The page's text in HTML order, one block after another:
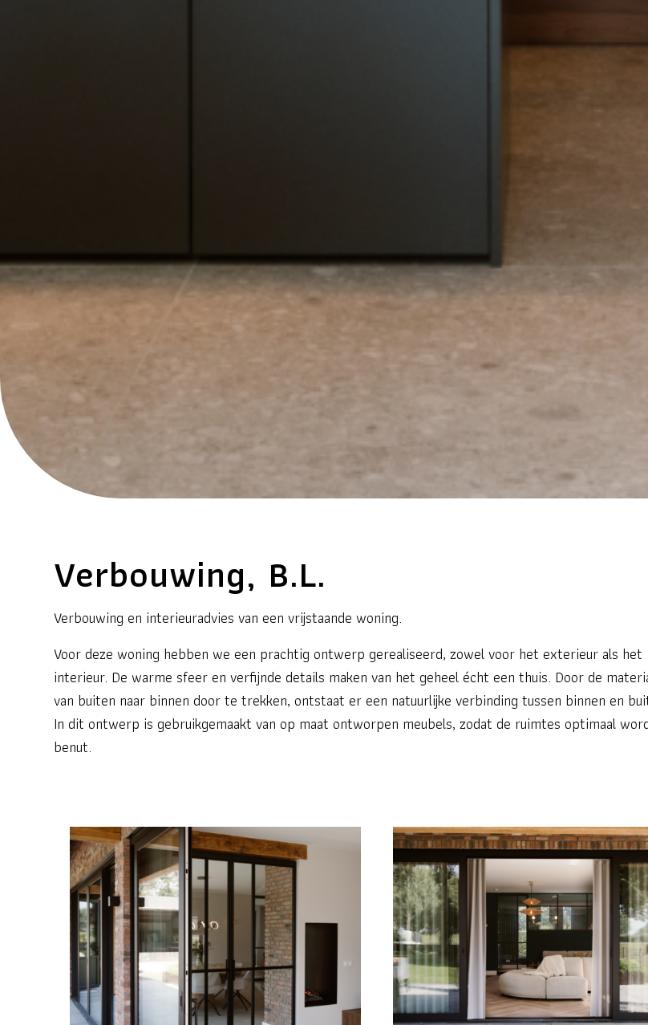
Verbouwing, B.L.
Verbouwing en interieuradvies van een vrijstaande woning.
Voor deze woning hebben we een prachtig ontwerp gerealiseerd, zowel voor het exterieur als het
interieur. De warme sfeer en verfijnde details maken van het geheel écht een thuis. Door de
van buiten naar binnen door te trekken, ontstaat er een natuurlijke verbinding tussen binnen en
In dit ontwerp is gebruikgemaakt van op maat ontworpen meubels, zodat de ruimtes optimaal
benut.